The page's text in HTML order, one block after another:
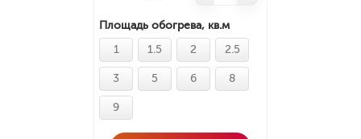
Площадь обогрева, кв.м
1
1.5 2 2.5
3 5 6 8
9